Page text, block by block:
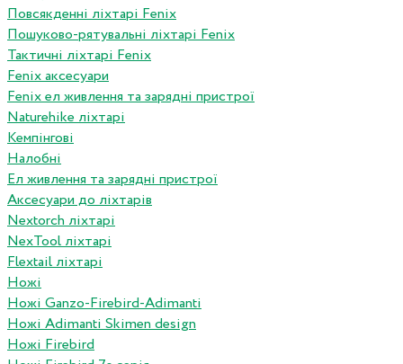
Повсякденні ліхтарі Fenix
Пошуково-рятувальні ліхтарі Fenix
Тактичні ліхтарі Fenix
Fenix аксесуари
Fenix ел живлення та зарядні пристрої
Naturehike ліхтарі
Кемпінгові
Налобні
Ел живлення та зарядні пристрої
Аксесуари до ліхтарів
Nextorch ліхтарі
NexTool ліхтарі
Flextail ліхтарі
Ножі
Ножі Ganzo-Firebird-Adimanti
Ножі Adimanti Skimen design
Ножі Firebird